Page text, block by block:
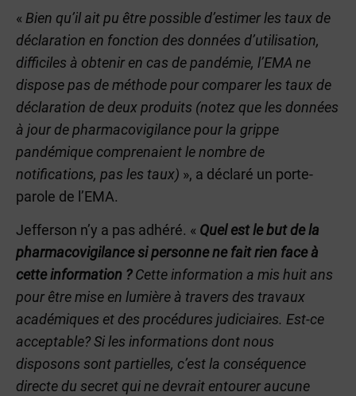
« Bien qu’il ait pu être possible d’estimer les taux de
déclaration en fonction des données d’utilisation,
difficiles à obtenir en cas de pandémie, l’EMA ne
dispose pas de méthode pour comparer les taux de
déclaration de deux produits (notez que les données
à jour de pharmacovigilance pour la grippe
pandémique comprenaient le nombre de
notifications, pas les taux) », a déclaré un porte-
parole de l’EMA.
Jefferson n’y a pas adhéré. « Quel est le but de la
pharmacovigilance si personne ne fait rien face à
cette information ?Cette information a mis huit ans
pour être mise en lumière à travers des travaux
académiques et des procédures judiciaires. Est-ce
acceptable? Si les informations dont nous
disposons sont partielles, c’est la conséquence
directe du secret qui ne devrait entourer aucune